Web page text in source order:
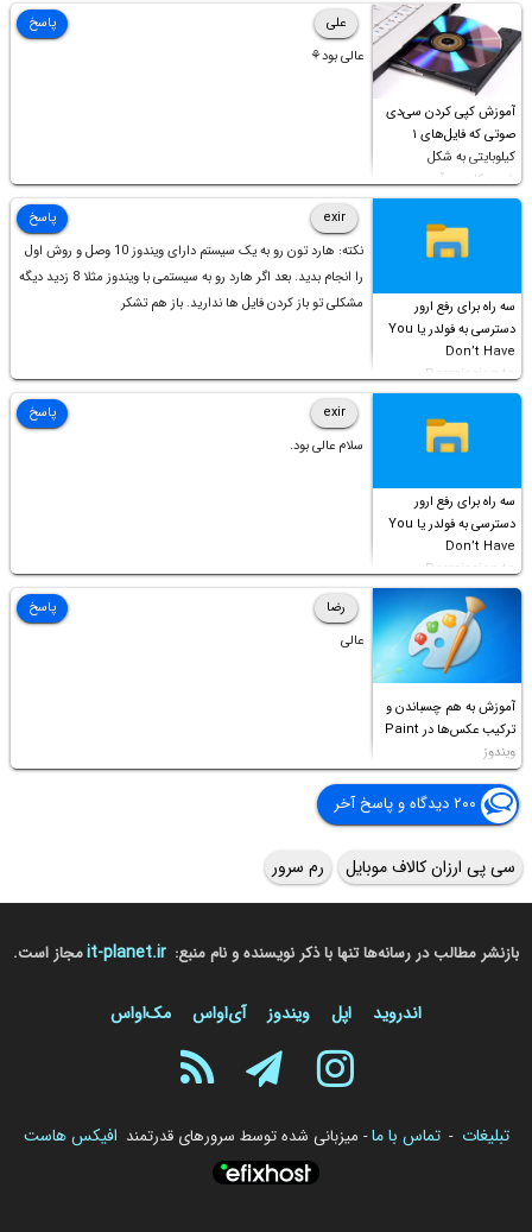
آموزش کپی کردن سی‌دی
صوتی که فایل‌های ۱
کیلوبایتی به شکل
شورت‌کات در آن موجود
است!
علی
عالی بود⚘
پاسخ
سه راه برای رفع ارور
دسترسی به فولدر یا You
Don’t Have
Permission to
Access this folder
exir
نکته: هارد تون رو به یک سیستم دارای ویندوز 10 وصل و روش اول
را انجام بدید. بعد اگر هارد رو به سیستمی با ویندوز مثلا 8 زدید دیگه
مشکلی تو باز کردن فایل ها ندارید. باز هم تشکر
پاسخ
سه راه برای رفع ارور
دسترسی به فولدر یا You
Don’t Have
Permission to
Access this folder
exir
سلام عالی بود.
پاسخ
آموزش به هم چسباندن و
ترکیب عکس‌ها در Paint
ویندوز
رضا
عالی
پاسخ
۲۰۰ دیدگاه و پاسخ آخر
سی پی ارزان کالاف موبایل رم سرور
بازنشر مطالب در رسانه‌ها تنها با ذکر نویسنده و نام منبع: it-planet.irمجاز است.
اندروید اپل ویندوز آی‌او‌اس مک‌او‌اس
تبلیغات - تماس با ما- میزبانی شده توسط سرورهای قدرتمند افیکس هاست